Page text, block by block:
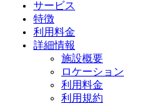
サービス
特徴
利用料金
詳細情報
施設概要
ロケーション
利用料金
利用規約